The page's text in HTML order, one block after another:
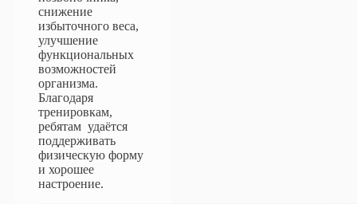
снижение
избыточного веса,
улучшение
функциональных
возможностей
организма.
Благодаря
тренировкам,
ребятам удаётся
поддерживать
физическую форму
и хорошее
настроение.